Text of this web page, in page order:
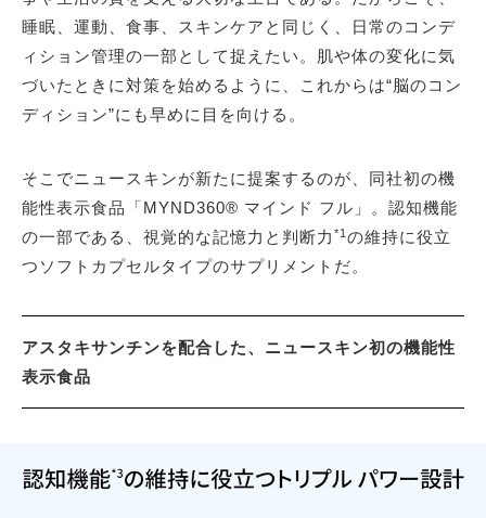
睡眠、運動、食事、スキンケアと同じく、日常のコンデ
ィション管理の一部として捉えたい。肌や体の変化に気
づいたときに対策を始めるように、これからは“脳のコン
ディション”にも早めに目を向ける。
そこでニュースキンが新たに提案するのが、同社初の機
能性表示食品「MYND360® マインド フル」。認知機能
の一部である、視覚的な記憶力と判断力 *1 の維持に役立
つソフトカプセルタイプのサプリメントだ。
アスタキサンチンを配合した、ニュースキン初の機能性
表示食品